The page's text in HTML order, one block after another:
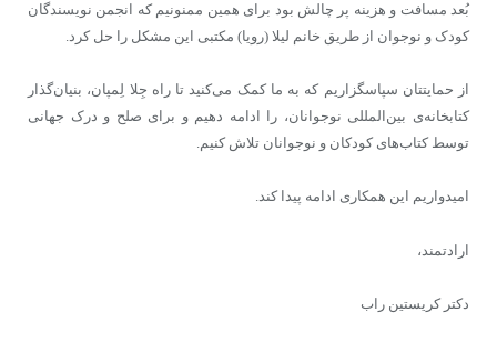
بُعد مسافت و هزینه پر چالش بود برای همین ممنونیم که انجمن نویسندگان
کودک و نوجوان از طریق خانم لیلا (رویا) مکتبی این مشکل را حل کرد.
از حمایتتان سپاسگزاریم که به ما کمک می‌کنید تا راه جِلا لِمپان، بنیان‌گذار
کتابخانه‌ی بین‌المللی نوجوانان، را ادامه دهیم و برای صلح و درک جهانی
توسط کتاب‌های کودکان و نوجوانان تلاش کنیم.
امیدواریم این همکاری ادامه پیدا کند.
ارادتمند،
دکتر کریستین راب